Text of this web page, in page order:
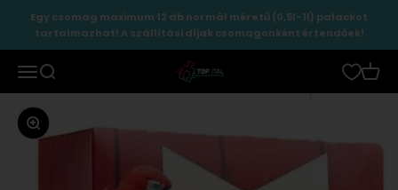
Ugrás a tartalomhoz
Egy csomag maximum 12 db normál méretű (0,5l-1l) palackot
tartalmazhat! A szállítási díjak csomagonként értendőek!
MenüKeresés TopItal Kosár
Zoomolás